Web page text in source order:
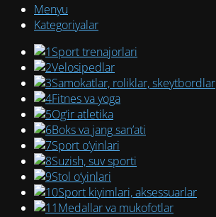
Menyu
Kategoriyalar
Sport trenajorlari
Velosipedlar
Samokatlar, roliklar, skeytbordlar
Fitnes va yoga
Og‘ir atletika
Boks va jang san’ati
Sport o‘yinlari
Suzish, suv sporti
Stol o‘yinlari
Sport kiyimlari, aksessuarlar
Medallar va mukofotlar